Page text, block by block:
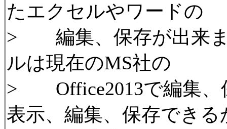
たエクセルやワードの
> 編集、保存が出来ま
ルは現在のMS社の
> Office2013で編集、
表示、編集、保存でき